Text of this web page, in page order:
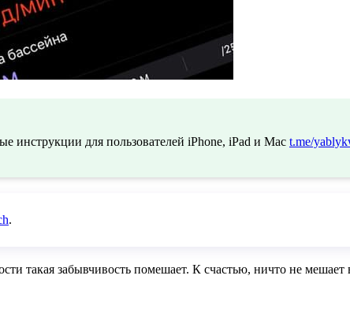
инструкции для пользователей iPhone, iPad и Mac t.me/
.
такая забывчивость помешает. К счастью, ничто не